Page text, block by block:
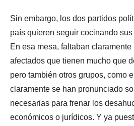
Sin embargo, los dos partidos
país quieren seguir cocinando
En esa mesa, faltaban
afectados que tienen mucho que
pero también otros grupos, como
claramente se han pronunciado
necesarias para frenar los
económicos o jurídicos. Y ya